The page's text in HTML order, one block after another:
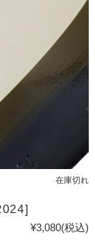
在庫切れ
¥3,080(税込)